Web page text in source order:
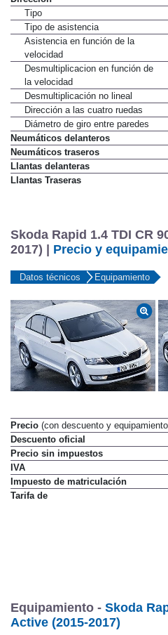
Tipo
Tipo de asistencia
Asistencia en función de la
velocidad
Desmultiplicacion en función de
la velocidad
Desmultiplicación no lineal
Dirección a las cuatro ruedas
Diámetro de giro entre paredes
Neumáticos delanteros
Neumáticos traseros
Llantas delanteras
Llantas Traseras
Skoda Rapid 1.4 TDI CR
2017) | Precio y
Datos técnicos Equipamiento
Precio (con descuento y
Descuento oficial
Precio sin impuestos
IVA
Impuesto de matriculación
Tarifa de
Equipamiento - Skoda
Active (2015-2017)